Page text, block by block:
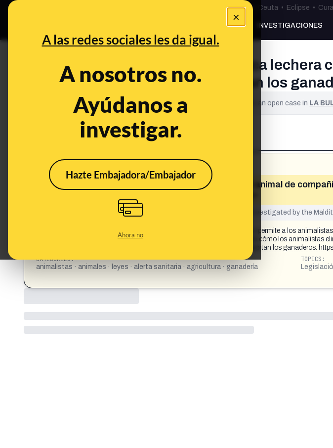
×
A las redes sociales les da igual.
A nosotros no.
Ayúdanos a
investigar.
Hazte Embajadora/Embajador
Ahora no
Especial Ceuta•Bulos Ceuta • Eclipse •
PREBUNKING INVESTIGACIONES
¿La ley animalista ya acepta la vaca
exigencias sanitarias que soportan los
This content has NOT yet been verified. It is an open case in LA
What's being said:
«La ley animalista ya acepta la vaca lechera como animal de
This content has not yet been investigated by the
La ley animalista ya acepta la vaca lechera como animal de compañía y permite a los
Un vídeo publicado recientemente en redes para pedir donativos muestra cómo los animalistas
como animal de compañía y eluden las exigencias sanitarias que sí soportan los ganaderos.
CATEGORIES:
animalistas · animales · leyes · alerta sanitaria · agricultura · ganadería
TOPICS: